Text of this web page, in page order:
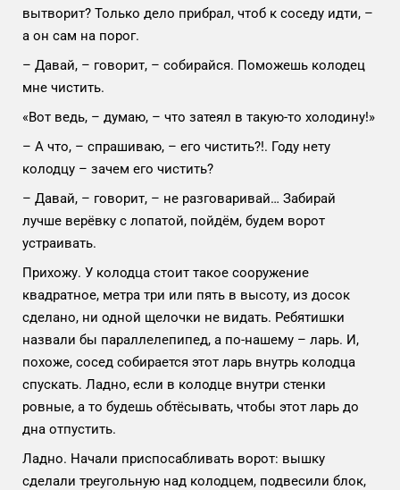
вытворит? Только дело прибрал, чтоб к соседу идти, –
а он сам на порог.
– Давай, – говорит, – собирайся. Поможешь колодец
мне чистить.
«Вот ведь, – думаю, – что затеял в такую-то холодину!»
– А что, – спрашиваю, – его чистить?!. Году нету
колодцу – зачем его чистить?
– Давай, – говорит, – не разговаривай… Забирай
лучше верёвку с лопатой, пойдём, будем ворот
устраивать.
Прихожу. У колодца стоит такое сооружение
квадратное, метра три или пять в высоту, из досок
сделано, ни одной щелочки не видать. Ребятишки
назвали бы параллелепипед, а по-нашему – ларь. И,
похоже, сосед собирается этот ларь внутрь колодца
спускать. Ладно, если в колодце внутри стенки
ровные, а то будешь обтёсывать, чтобы этот ларь до
дна отпустить.
Ладно. Начали приспосабливать ворот: вышку
сделали треугольную над колодцем, подвесили блок,